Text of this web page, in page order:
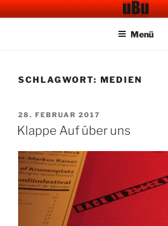
Zum
InhaltUBU CAFE BAR
Menü
SCHLAGWORT: MEDIEN
VERÖFFENTLICHT
AM
28. FEBRUAR 2017
Klappe Auf über uns